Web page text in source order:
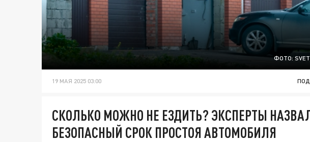
ФОТО:
19 МАЯ 2025 03:00
СКОЛЬКО МОЖНО НЕ ЕЗДИТЬ? ЭКСПЕРТЫ
БЕЗОПАСНЫЙ СРОК ПРОСТОЯ АВТОМОБИЛЯ